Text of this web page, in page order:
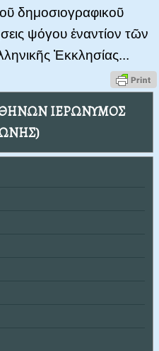
δημοσιογραφικοῦ
ψόγου ἐναντίον τῶν
Ἐκκλησίας...
ΙΕΡΩΝΥΜΟΣ